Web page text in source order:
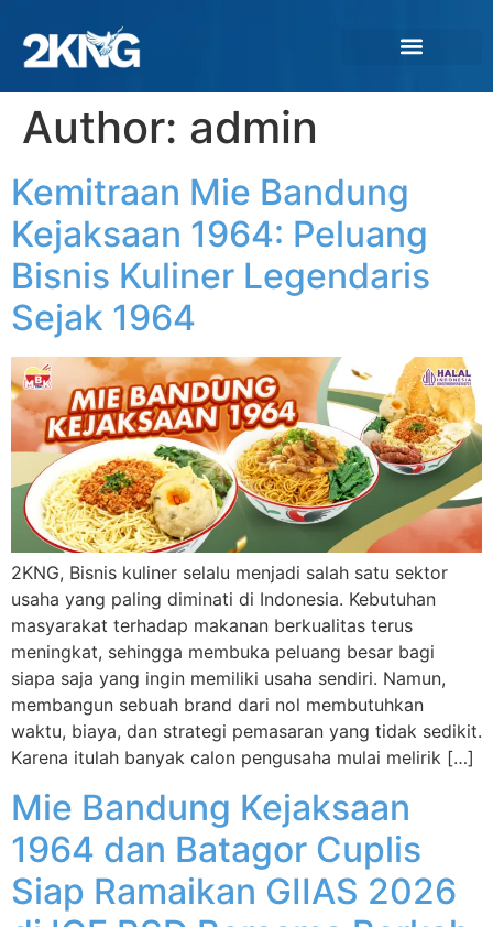
Author: admin
Kemitraan Mie Bandung
Kejaksaan 1964: Peluang
Bisnis Kuliner Legendaris
Sejak 1964
2KNG, Bisnis kuliner selalu menjadi salah satu sektor
usaha yang paling diminati di Indonesia. Kebutuhan
masyarakat terhadap makanan berkualitas terus
meningkat, sehingga membuka peluang besar bagi
siapa saja yang ingin memiliki usaha sendiri. Namun,
membangun sebuah brand dari nol membutuhkan
waktu, biaya, dan strategi pemasaran yang tidak sedikit.
Karena itulah banyak calon pengusaha mulai melirik […]
Mie Bandung Kejaksaan
1964 dan Batagor Cuplis
Siap Ramaikan GIIAS 2026